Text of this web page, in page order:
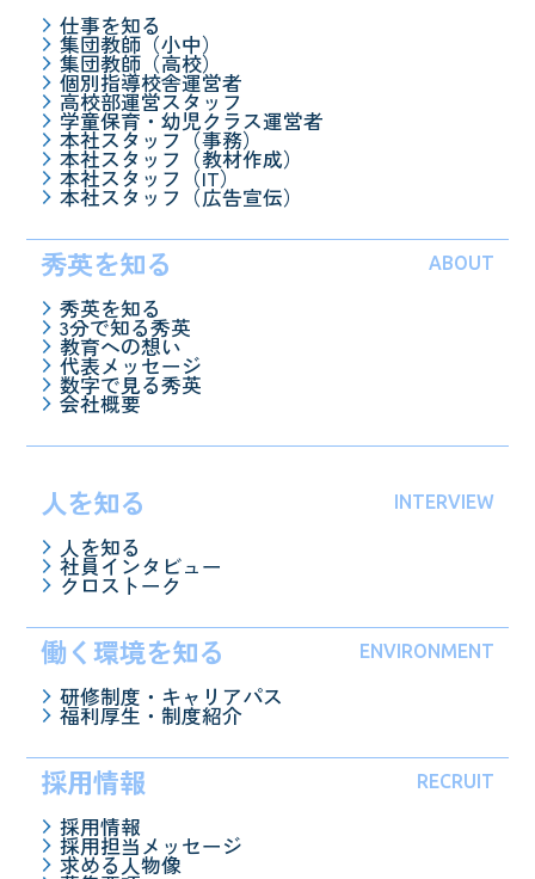
仕事を知る
集団教師（小中）
集団教師（高校）
個別指導校舎運営者
高校部運営スタッフ
学童保育・幼児クラス運営者
本社スタッフ（事務）
本社スタッフ（教材作成）
本社スタッフ（IT）
本社スタッフ（広告宣伝）
秀英を知る ABOUT
秀英を知る
3分で知る秀英
教育への想い
代表メッセージ
数字で見る秀英
会社概要
人を知る INTERVIEW
人を知る
社員インタビュー
クロストーク
働く環境を知る ENVIRONMENT
研修制度・キャリアパス
福利厚生・制度紹介
採用情報 RECRUIT
採用情報
採用担当メッセージ
求める人物像